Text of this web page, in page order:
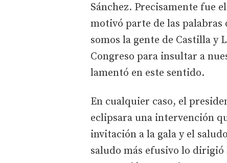
Sánchez. Precisamente fue
motivó parte de las palabras
somos la gente de Castilla
Congreso para insultar a
lamentó en este sentido.
En cualquier caso, el
eclipsara una intervención
invitación a la gala y el
saludo más efusivo lo